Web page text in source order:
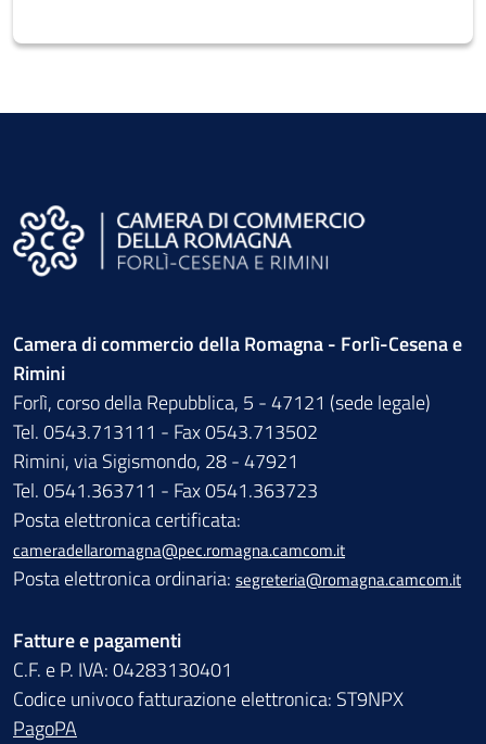
Camera di commercio della Romagna - Forlì-Cesena e
Rimini
Forlì, corso della Repubblica, 5 - 47121 (sede legale)
Tel. 0543.713111 - Fax 0543.713502
Rimini, via Sigismondo, 28 - 47921
Tel. 0541.363711 - Fax 0541.363723
Posta elettronica certificata:
cameradellaromagna@pec.romagna.camcom.it
Posta elettronica ordinaria: segreteria@romagna.camcom.it
Fatture e pagamenti
C.F. e P. IVA: 04283130401
Codice univoco fatturazione elettronica: ST9NPX
PagoPA